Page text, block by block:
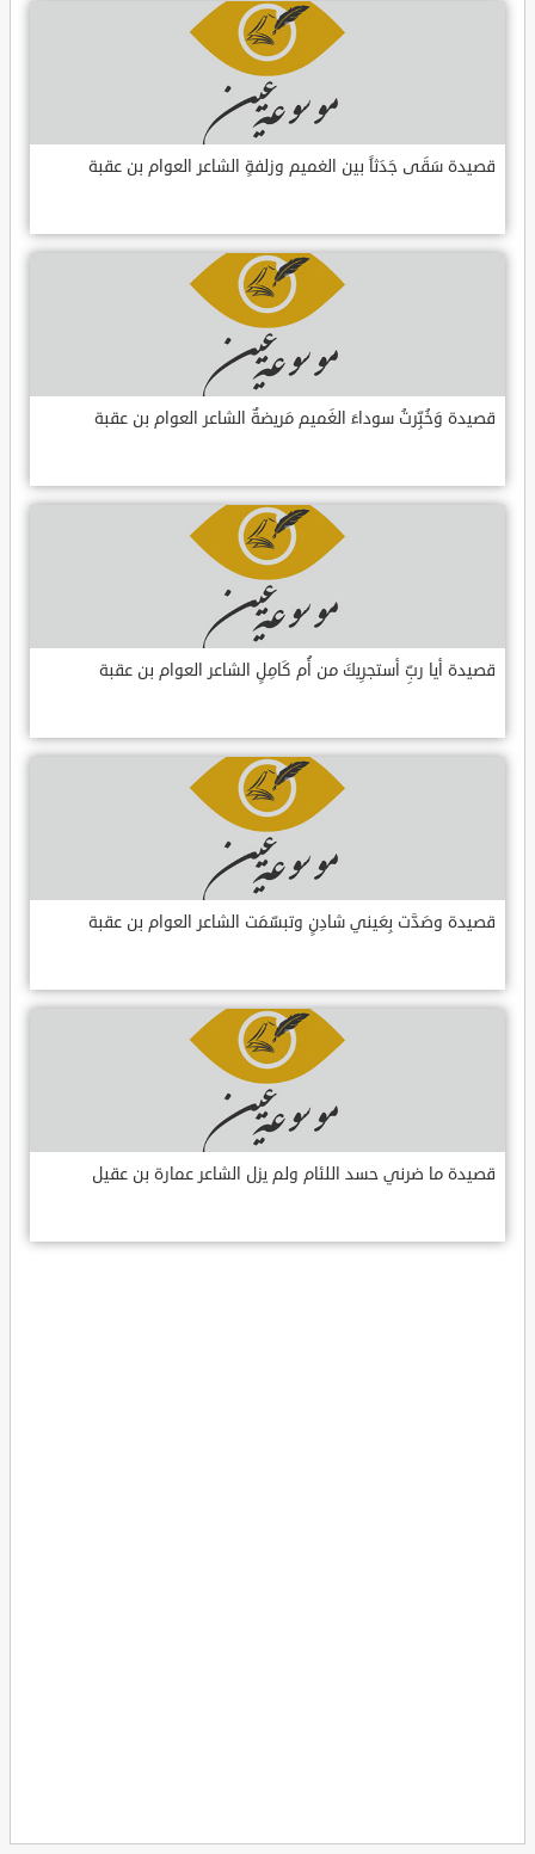
قصيدة سَقَى جَدَثاً بين الغميم وزلفةٍ الشاعر العوام بن عقبة
قصيدة وَخُبِّرتُ سوداءَ الغَميم مَريضةٌ الشاعر العوام بن عقبة
قصيدة أيا ربِّ أستجرِيكَ من أُم كَامِلٍ الشاعر العوام بن عقبة
قصيدة وصَدَّت بِعَيني شادِنٍ وتبسّمَت الشاعر العوام بن عقبة
قصيدة ما ضرني حسد اللئام ولم يزل الشاعر عمارة بن عقيل